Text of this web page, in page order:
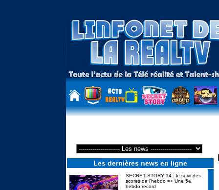
Les dernières news en ligne
SECRET STORY 14 : le suivi des
scores de l'hebdo => Une 5e
hebdo record